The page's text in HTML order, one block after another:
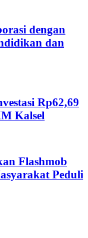
dengan
dan
Rp62,69
Kalsel
Flashmob
Peduli